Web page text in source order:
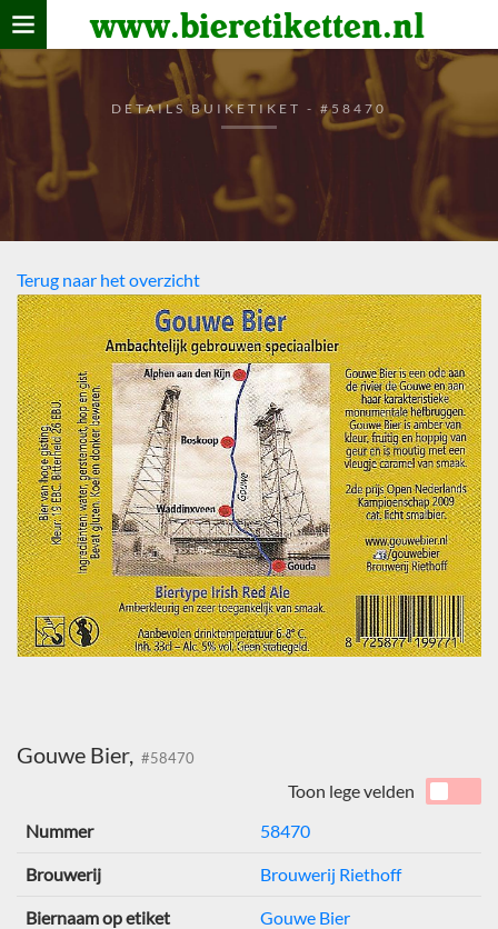
www.bieretiketten.nl
Home
verzamelen
De bierkaart
Bezoekers
DETAILS BUIKETIKET - #58470
Terug naar het overzicht
Gouwe Bier, #58470
Toon lege velden
Nummer
58470
Brouwerij Brouwerij Riethoff
Biernaam op etiket Gouwe Bier